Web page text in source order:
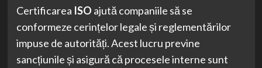
Certificarea ISO ajută companiile să se
conformeze cerințelor legale și reglementărilor
impuse de autorități. Acest lucru previne
sancțiunile și asigură că procesele interne sunt